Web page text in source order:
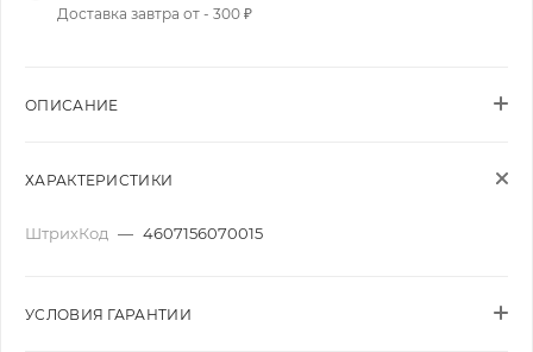
Доставка завтра от - 300 ₽
ОПИСАНИЕ
ХАРАКТЕРИСТИКИ
ШтрихКод — 4607156070015
УСЛОВИЯ ГАРАНТИИ